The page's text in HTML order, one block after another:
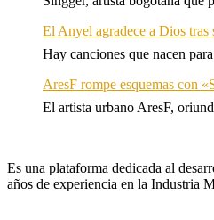
El Anyel agradece a Dios
Hay canciones que nacen
AresF rompe esquemas con
El artista urbano AresF,
Es una plataforma dedicada al
años de experiencia en la Industria